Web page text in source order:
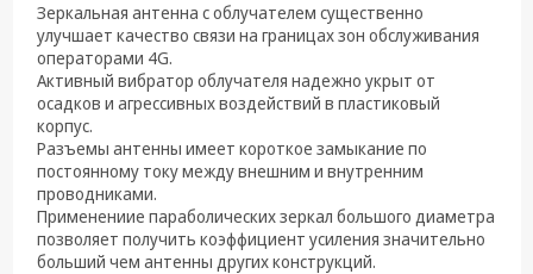
Зеркальная антенна с облучателем существенно
улучшает качество связи на границах зон обслуживания
операторами 4G.
Активный вибратор облучателя надежно укрыт от
осадков и агрессивных воздействий в пластиковый
корпус.
Разъемы антенны имеет короткое замыкание по
постоянному току между внешним и внутренним
проводниками.
Применениие параболических зеркал большого диаметра
позволяет получить коэффициент усиления значительно
больший чем антенны других конструкций.